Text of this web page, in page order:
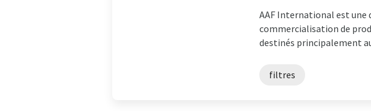
AAF International est une
commercialisation de
destinés principalement
filtres